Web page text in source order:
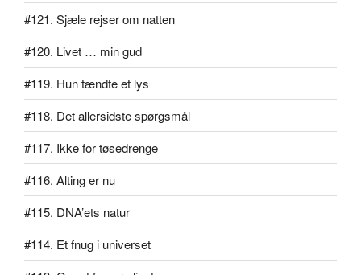
#121. Sjæle rejser om natten
#120. Livet … min gud
#119. Hun tændte et lys
#118. Det allersidste spørgsmål
#117. Ikke for tøsedrenge
#116. Alting er nu
#115. DNA’ets natur
#114. Et fnug i universet